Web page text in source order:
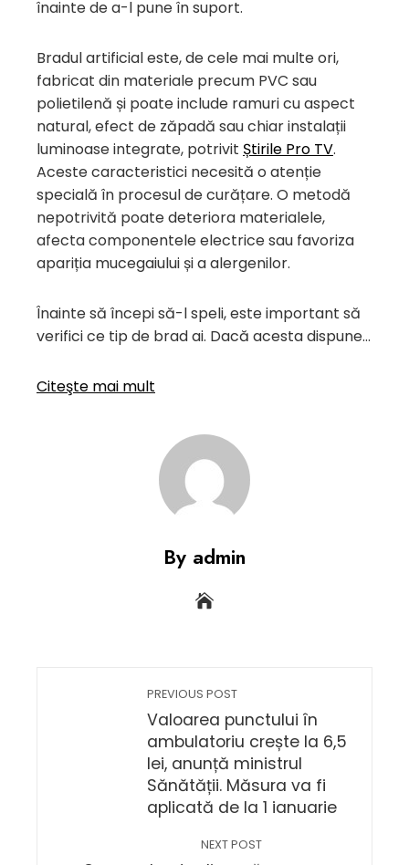
înainte de a-l pune în suport.
Bradul artificial este, de cele mai multe ori,
fabricat din materiale precum PVC sau
polietilenă și poate include ramuri cu aspect
natural, efect de zăpadă sau chiar instalații
luminoase integrate, potrivit Știrile Pro TV.
Aceste caracteristici necesită o atenție
specială în procesul de curățare. O metodă
nepotrivită poate deteriora materialele,
afecta componentele electrice sau favoriza
apariția mucegaiului și a alergenilor.
Înainte să începi să-l speli, este important să
verifici ce tip de brad ai. Dacă acesta dispune…
Citeşte mai mult
By admin
PREVIOUS POST
Valoarea punctului în
ambulatoriu crește la 6,5
lei, anunță ministrul
Sănătății. Măsura va fi
aplicată de la 1 ianuarie
NEXT POST